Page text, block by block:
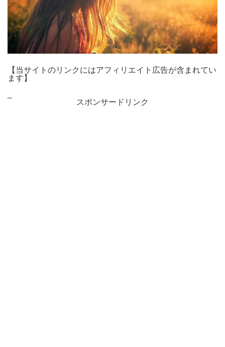
【当サイトのリンクにはアフィリエイト広告が含まれてい
ます】
スポンサードリンク